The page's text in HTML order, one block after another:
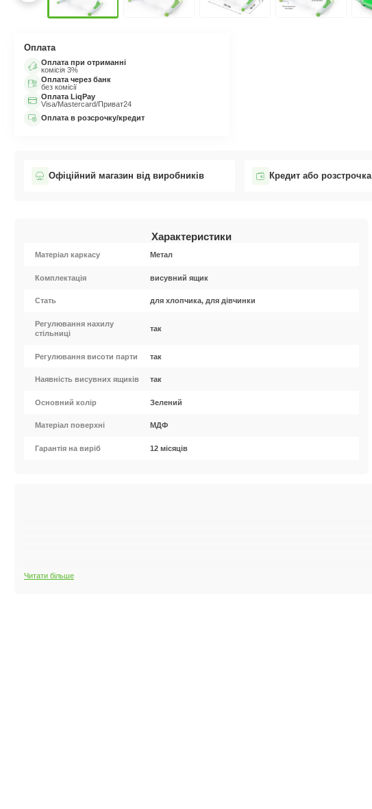
Оплата
Оплата при отриманні
комісія 3%
Оплата через банк
без комісії
Оплата LiqPay
Visa/Mastercard/Приват24
Оплата в розсрочку/кредит
Офіційний магазин від виробників Кредит або розстрочка
Характеристики
Матеріал каркасу Метал
Комплектація висувний ящик
Стать для хлопчика, для дівчинки
Регулювання нахилу
стільниці
так
Регулювання висоти парти так
Наявність висувних ящиків так
Основний колір Зелений
Матеріал поверхні МДФ
Гарантія на виріб 12 місяців
Читати більше